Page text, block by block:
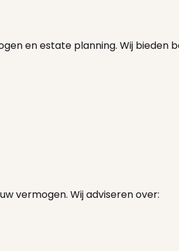
en estate planning. Wij bieden
vermogen. Wij adviseren over: